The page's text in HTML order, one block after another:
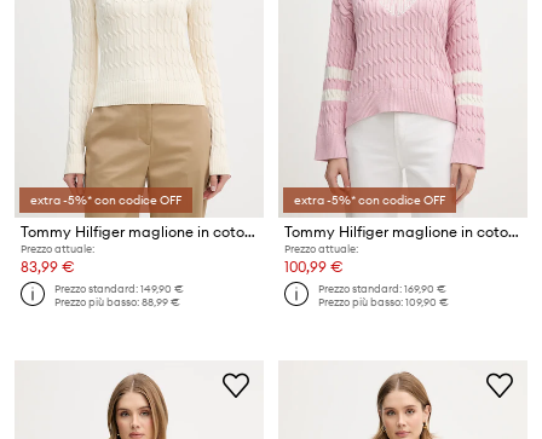
extra -5%* con codice OFF
Tommy Hilfiger maglione in cotone
Prezzo attuale:
83,99 €
Prezzo standard:149,90 €
Prezzo più basso:88,99 €
extra -5%* con codice OFF
Tommy Hilfiger maglione in cotone
Prezzo attuale:
100,99 €
Prezzo standard:169,90 €
Prezzo più basso:109,90 €